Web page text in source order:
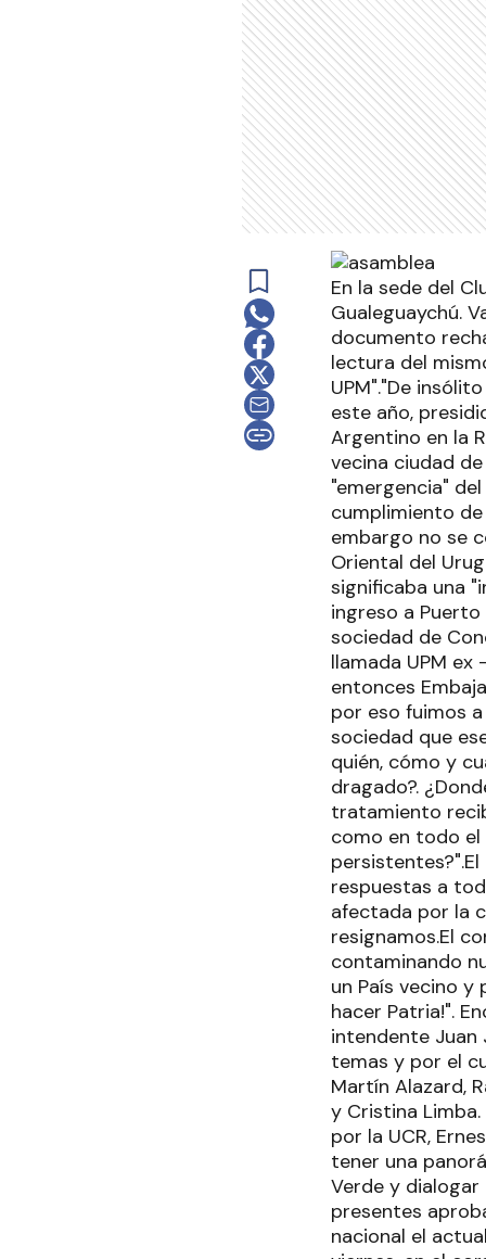
En la sede del
Gualeguaychú.
documento
lectura del
UPM"."De
este año,
Argentino en la
vecina ciudad
"emergencia"
cumplimiento
embargo no se
Oriental del
significaba una
ingreso a Puerto
sociedad de
llamada UPM ex
entonces
por eso fuimos
sociedad que
quién, cómo y
dragado?.
tratamiento
como en todo
respuestas a
afectada por la
resignamos.El
contaminando
un País vecino
hacer Patria!".
intendente Juan
temas y por el
Martín Alazard,
y Cristina
por la UCR,
tener una
Verde y dialogar
presentes
nacional el